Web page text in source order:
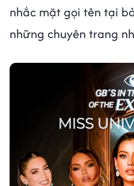
nhắc mặt gọi tên tại
những chuyên trang